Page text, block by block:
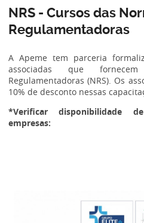
NRS - Cursos das
Regulamentadoras
A Apeme tem parceria
associadas que
Regulamentadoras (NRS). Os
10% de desconto nessas
*Verificar disponibilidade
empresas: